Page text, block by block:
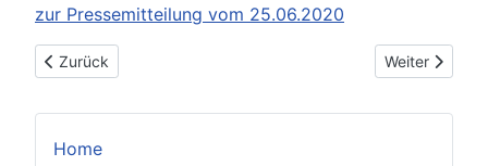
Home
zur Pressemitteilung vom 25.06.2020
Vorheriger Beitrag: Nominierung taz Panter Preis
Zurück Nächster
Weiter